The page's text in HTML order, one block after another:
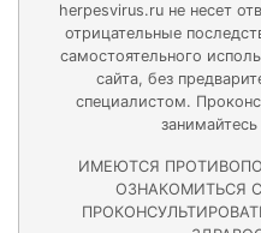
herpesvirus.ru не несет
отрицательные
самостоятельного
сайта, без
специалистом.
ИМЕЮТСЯ
ОЗНАКОМИТЬСЯ